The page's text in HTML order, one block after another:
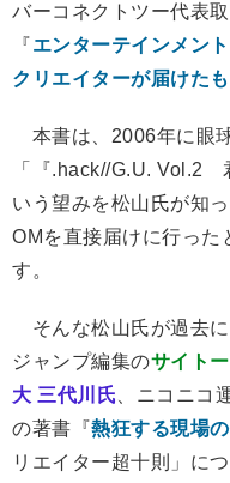
バーコネクトツー代表取
『エンターテインメン
クリエイターが届けた
本書は、2006年に眼
「『.hack//G.U. Vol.2
いう望みを松山氏が知
OMを直接届けに行った
す。
そんな松山氏が過去
ジャンプ編集のサイト
大 三代川氏 、ニコニコ
の著書『熱狂する現場
リエイター超十則」に